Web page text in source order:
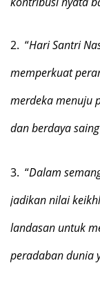
2. “Hari Santri
memperkuat
merdeka menuju
dan berdaya
3. “Dalam
jadikan nilai
landasan untuk
peradaban dunia